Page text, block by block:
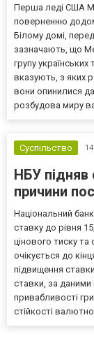
Перша леді США
поверненню
Білому домі,
зазначають, що
групу
вказують, з яких
вони опинилися
розбудова миру
Суспільство
НБУ підняв
причини
Національний
ставку до рівня
цінового тиску та
очікується до
підвищення
ставки, за
привабливості
стійкості